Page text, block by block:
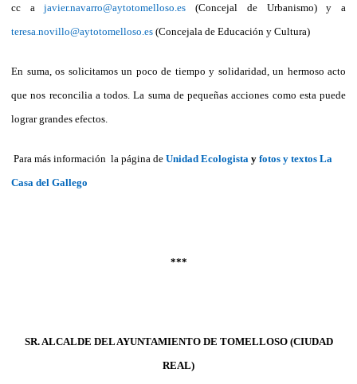
cc ajavier.navarro@aytotomelloso.es (Concejal de Urbanismo) y a
teresa.novillo@aytotomelloso.es (Concejala de Educación y Cultura)
En suma, os solicitamos un poco de tiempo y solidaridad, un hermoso acto
que nos reconcilia a todos. La suma de pequeñas acciones como esta puede
lograr grandes efectos.
Para más información la página de Unidad Ecologista y fotos y textos La
Casa del Gallego
***
SR. ALCALDE DEL AYUNTAMIENTO DE TOMELLOSO (CIUDAD
REAL)